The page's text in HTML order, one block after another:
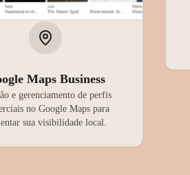
Maps Business
e gerenciamento de perfis
no Google Maps para
sua visibilidade local.